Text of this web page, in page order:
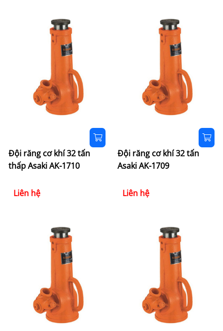
Đội răng cơ khí 32 tấn
thấp Asaki AK-1710
Liên hệ
Đội răng cơ khí 32 tấn
Asaki AK-1709
Liên hệ